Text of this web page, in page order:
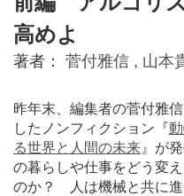
高めよ
著者： 菅付雅信 , 山本
昨年末、編集者の菅付雅
したノンフィクション『
る世界と人間の未来 』が
の暮らしや仕事をどう変
のか？ 人は機械と共に進